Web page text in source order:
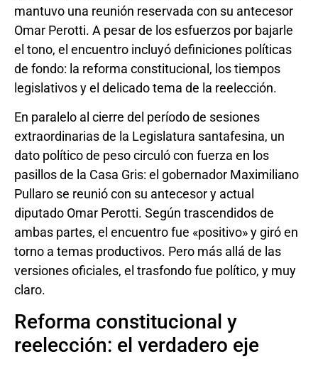
mantuvo una reunión reservada con su antecesor
Omar Perotti. A pesar de los esfuerzos por bajarle
el tono, el encuentro incluyó definiciones políticas
de fondo: la reforma constitucional, los tiempos
legislativos y el delicado tema de la reelección.
En paralelo al cierre del período de sesiones
extraordinarias de la Legislatura santafesina, un
dato político de peso circuló con fuerza en los
pasillos de la Casa Gris: el gobernador Maximiliano
Pullaro se reunió con su antecesor y actual
diputado Omar Perotti. Según trascendidos de
ambas partes, el encuentro fue «positivo» y giró en
torno a temas productivos. Pero más allá de las
versiones oficiales, el trasfondo fue político, y muy
claro.
Reforma constitucional y
reelección: el verdadero eje